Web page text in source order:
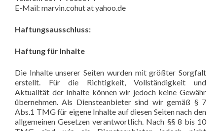
E-Mail: marvin.cohut at yahoo.de
Haftungsausschluss:
Haftung für Inhalte
Die Inhalte unserer Seiten wurden mit größter Sorgfalt
erstellt. Für die Richtigkeit, Vollständigkeit und
Aktualität der Inhalte können wir jedoch keine Gewähr
übernehmen. Als Diensteanbieter sind wir gemäß § 7
Abs.1 TMG für eigene Inhalte auf diesen Seiten nach den
allgemeinen Gesetzen verantwortlich. Nach §§ 8 bis 10